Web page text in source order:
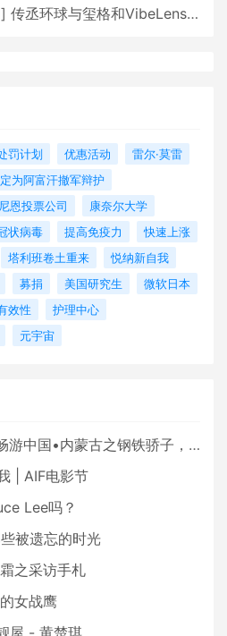
] 传丞环球与玺格和VibeLens共同推出全新耳机
罚计划 优惠活动
雷尔·莫雷
为阿富汗撤军辩护
恩投票公司
康奈尔大学
状病毒 提高免疫力
快速上涨
塔利班卷土重来
悦纳新自我
募捐 美国研究生
微软日本
效性
护理中心
元宇宙
游中国•内蒙古之钢铁骄子，魅力包头
| AIF电影节
Lee吗？
被遗忘的时光
之采访手札
女战鹰